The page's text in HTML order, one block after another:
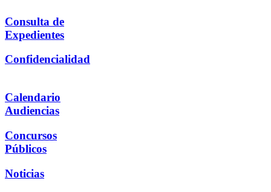
Consulta de
Expedientes
Confidencialidad
Calendario
Audiencias
Concursos
Públicos
Noticias